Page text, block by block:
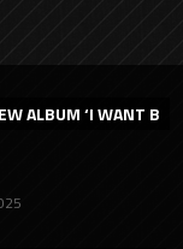
ALBUM ‘I WANT B